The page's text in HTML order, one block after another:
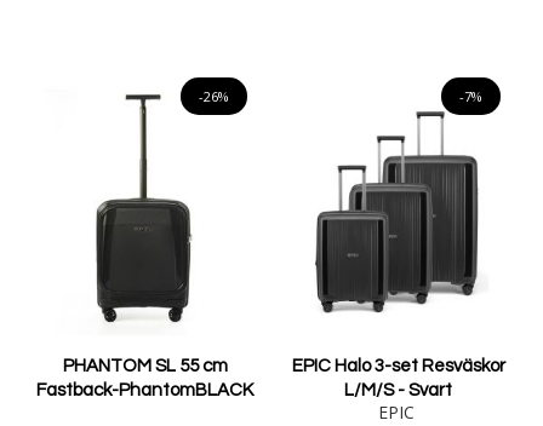
-26%
PHANTOM SL 55 cm
Fastback-PhantomBLACK
-7%
EPIC Halo 3-set Resväskor
L/M/S - Svart
EPIC